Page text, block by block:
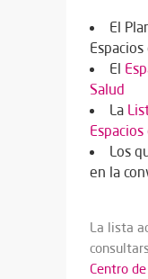
El
El
Salud
La
Los
en la
La lista
Centro